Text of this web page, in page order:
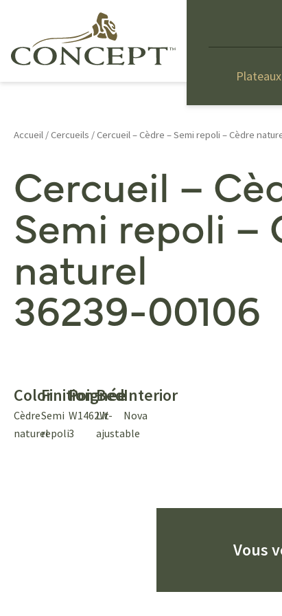
Accueil /Cercueils / Cercueil – Cèdre – Semi repoli – Cèdre
Cercueil –
Semi repoli –
naturel
36239-00106
Color
Cèdre
naturel
Finition
Semi
repoli
Poignée
W1462W-
3
Bed
Lit
ajustable
Interior
Nova
Vous